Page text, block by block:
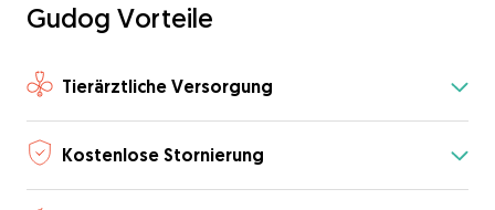
Gudog Vorteile
Tierärztliche Versorgung
Kostenlose Stornierung